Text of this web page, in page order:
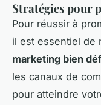
Stratégies pour
Pour réussir à
il est essentiel de
marketing bien
les canaux de
pour atteindre